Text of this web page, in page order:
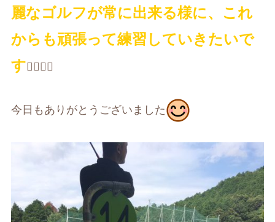
麗なゴルフが常に出来る様に、これ
からも頑張って練習していきたいで
す🏌️‍♀️🏌️‍♀️
今日もありがとうございました